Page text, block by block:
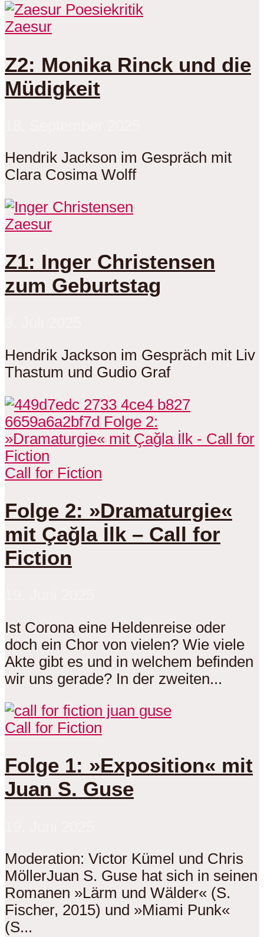
Zaesur
Z2: Monika Rinck und die
Müdigkeit
Hendrik Jackson im Gespräch mit
Clara Cosima Wolff
Zaesur
Z1: Inger Christensen
zum Geburtstag
Hendrik Jackson im Gespräch mit Liv
Thastum und Gudio Graf
Call for Fiction
Folge 2: »Dramaturgie«
mit Çağla İlk – Call for
Fiction
Ist Corona eine Heldenreise oder
doch ein Chor von vielen? Wie viele
Akte gibt es und in welchem befinden
wir uns gerade? In der zweiten...
Call for Fiction
Folge 1: »Exposition« mit
Juan S. Guse
Moderation: Victor Kümel und Chris
MöllerJuan S. Guse hat sich in seinen
Romanen »Lärm und Wälder« (S.
Fischer, 2015) und »Miami Punk«
(S...